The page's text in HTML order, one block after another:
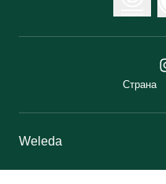
Страна
Weleda